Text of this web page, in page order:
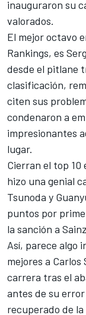
inauguraron su
valorados.
El mejor octavo
Rankings, es
desde el pitlane
clasificación,
citen sus
condenaron a
impresionantes
lugar.
Cierran el top 10
hizo una genial
Tsunoda y
puntos por
la sanción a
Así, parece algo
mejores a Carlos
carrera tras el
antes de su
recuperado de